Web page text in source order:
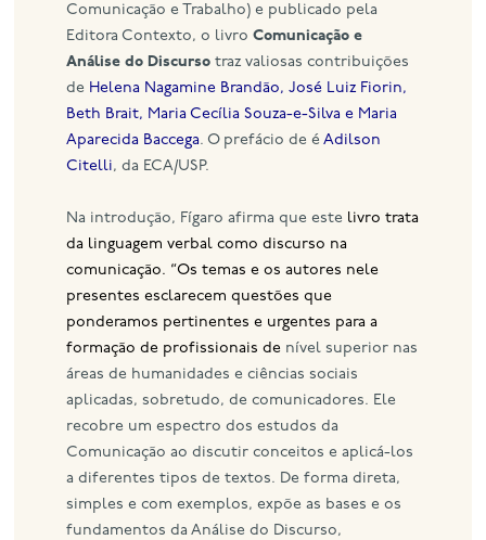
Comunicação e Trabalho) e publicado pela
Editora Contexto, o livroComunicação e
Análise do Discurso traz valiosas contribuições
de Helena Nagamine Brandão, José Luiz Fiorin,
Beth Brait, Maria Cecília Souza-e-Silva e Maria
Aparecida Baccega. O prefácio de éAdilson
Citelli, da ECA/USP.
Na introdução, Fígaro afirma que este livro trata
da linguagem verbal como discurso na
comunicação. “Os temas e os autores nele
presentes esclarecem questões que
ponderamos pertinentes e urgentes para a
formação de profissionais de nível superior nas
áreas de humanidades e ciências sociais
aplicadas, sobretudo, de comunicadores. Ele
recobre um espectro dos estudos da
Comunicação ao discutir conceitos e aplicá-los
a diferentes tipos de textos. De forma direta,
simples e com exemplos, expõe as bases e os
fundamentos da Análise do Discurso,